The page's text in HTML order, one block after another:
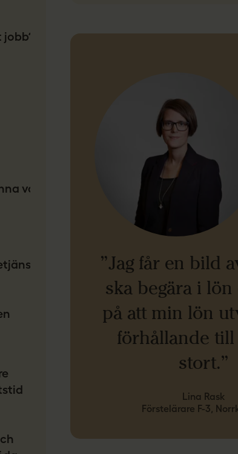
vara
”Jag får en bild
ska begära i
på att min lön
förhållande
stort.”
Lina Rask
Förstelärare F-3,